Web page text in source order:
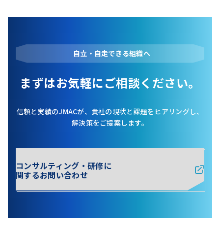
まずはお気軽にご相談ください。
自立・自走できる組織へ
信頼と実績のJMACが、貴社の現状と課題をヒアリングし、
解決策をご提案します。
コンサルティング・研修に
関するお問い合わせ